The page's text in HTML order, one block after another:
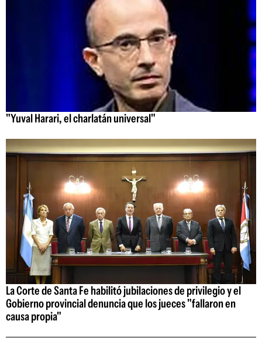
"Yuval Harari, el charlatán universal"
La Corte de Santa Fe habilitó jubilaciones de privilegio y el
Gobierno provincial denuncia que los jueces "fallaron en
causa propia"